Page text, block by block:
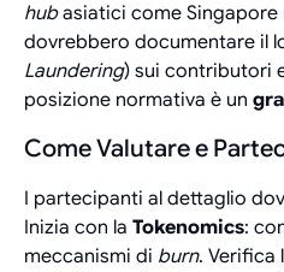
hubasiatici come Singapore
dovrebbero documentare il
Laundering) sui contributori
posizione normativa è un
Come Valutare e
I partecipanti al dettaglio
Inizia con la Tokenomics:
meccanismi di burn. Verifica